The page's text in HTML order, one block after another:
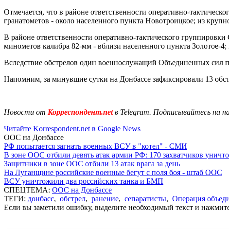
Отмечается, что в районе ответственности оперативно-
гранатометов - около населенного пункта Новотроицкое; из
В районе ответственности оперативно-тактического
минометов калибра 82-мм - вблизи населенного пункта Золотое-
Вследствие обстрелов один военнослужащий Объединенных сил
Напомним, за минувшие сутки на Донбассе зафиксировали 13
Новости от Корреспондент.netв Telegram. Подписывайтесь на
Читайте Korrespondent.net в Google News
ООС на Донбассе
РФ попытается загнать военных ВСУ в "котел" - СМИ
В зоне ООС отбили девять атак армии РФ: 170 захватчиков
Защитники в зоне ООС отбили 13 атак врага за день
На Луганщине российские военные бегут с поля боя - штаб ООС
ВСУ уничтожили два российских танка и БМП
СПЕЦТЕМА: ООС на Донбассе
ТЕГИ: донбасс, обстрел, ранение, сепаратисты, Операция
Если вы заметили ошибку, выделите необходимый текст и